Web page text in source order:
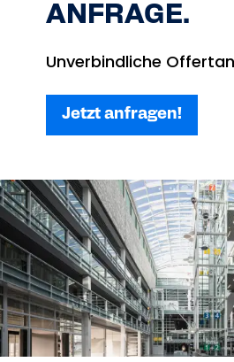
ANFRAGE.
Unverbindliche
Jetzt anfragen!